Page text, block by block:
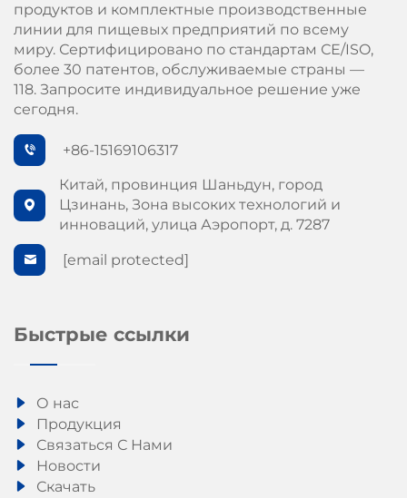
продуктов и комплектные производственные
линии для пищевых предприятий по всему
миру. Сертифицировано по стандартам СЕ/ISO,
более 30 патентов, обслуживаемые страны —
118. Запросите индивидуальное решение уже
сегодня.
+86-15169106317
Китай, провинция Шаньдун, город
Цзинань, Зона высоких технологий и
инноваций, улица Аэропорт, д. 7287
[email protected]
Быстрые ссылки
О нас
Продукция
Связаться С Нами
Новости
Скачать